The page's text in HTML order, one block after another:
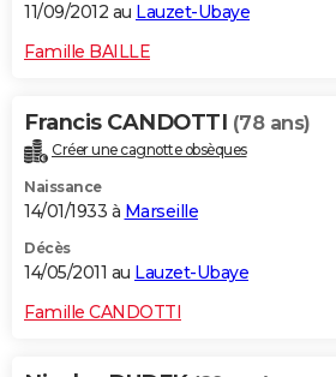
11/09/2012 au Lauzet-Ubaye
Famille BAILLE
Francis CANDOTTI (78 ans)
Créer une cagnotte obsèques
Naissance
14/01/1933 à Marseille
Décès
14/05/2011 au Lauzet-Ubaye
Famille CANDOTTI